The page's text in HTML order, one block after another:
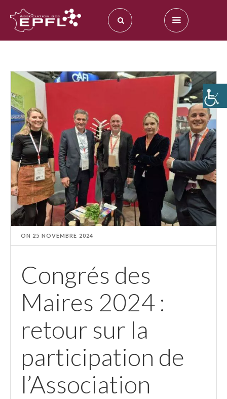
ON 25 NOVEMBRE 2024
Congrés des
Maires 2024 :
retour sur la
participation de
l’Association